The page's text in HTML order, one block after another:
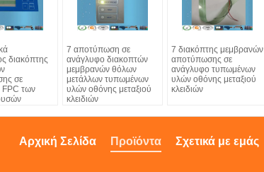
διακόπτης
σε
των
7 αποτύπωση σε
ανάγλυφο διακοπτών
μεμβρανών θόλων
μετάλλων τυπωμένων
υλών οθόνης μεταξιού
κλειδιών
7 διακόπτης μεμβρανών
αποτύπωσης σε
ανάγλυφο τυπωμένων
υλών οθόνης μεταξιού
κλειδιών
Σχετικά με εμάς
Προϊόντα
Αρχική Σελίδα